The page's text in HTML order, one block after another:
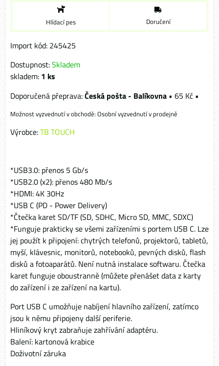
Hlídací pes Doručení
Import kód: 245425
Dostupnost:Skladem
skladem: 1 ks
Česká pošta - Balíkovna • 65 Kč •
Osobní vyzvednutí v prodejně
Výrobce:TB TOUCH
*USB3.0: přenos 5 Gb/s
*USB2.0 (x2): přenos 480 Mb/s
*HDMI: 4K 30Hz
*USB C (PD - Power Delivery)
*Čtečka karet SD/TF (SD, SDHC, Micro SD, MMC, SDXC)
*Funguje prakticky se všemi zařízeními s portem USB C. Lze
jej použít k připojení: chytrých telefonů, projektorů, tabletů,
myší, klávesnic, monitorů, notebooků, pevných disků, flash
disků a fotoaparátů. Není nutná instalace softwaru. Čtečka
karet funguje oboustranně (můžete přenášet data z karty
do zařízení i ze zařízení na kartu).
Port USB C umožňuje nabíjení hlavního zařízení, zatímco
jsou k němu připojeny další periferie.
Hliníkový kryt zabraňuje zahřívání adaptéru.
Balení: kartonová krabice
Doživotní záruka